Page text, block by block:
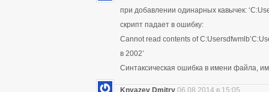
при добавлении одинарных кавычек:
скрипт падает в ошибку:
Cannot read contents of
в 2002’
Синтаксическая ошибка в имени файла,
Knyazev Dmitry 06.08.2014 в 15:05